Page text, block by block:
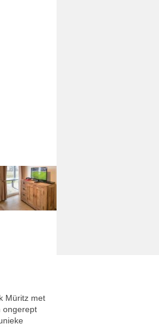
Müritz met
ongerept